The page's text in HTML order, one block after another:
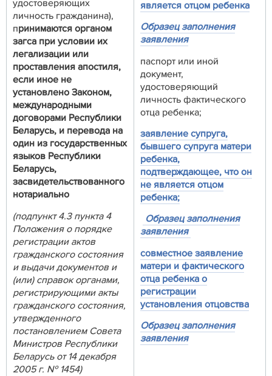
удостоверяющих
личность гражданина),
принимаются органом
загса при условии их
легализации или
проставления апостиля,
если иное не
установлено Законом,
международными
договорами Республики
Беларусь, и перевода на
один из государственных
языков Республики
Беларусь,
засвидетельствованного
нотариально
(подпункт 4.3 пункта 4
Положения о порядке
регистрации актов
гражданского состояния
и выдачи документов и
(или) справок органами,
регистрирующими акты
гражданского состояния,
утвержденного
постановлением Совета
Министров Республики
Беларусь от 14 декабря
2005 г. № 1454)
является отцом ребенка
Образец заполнения
заявления
паспорт или иной
документ,
удостоверяющий
личность фактического
отца ребенка;
заявление супруга,
бывшего супруга матери
ребенка,
подтверждающее, что он
не является отцом
ребенка;
Образец заполнения
заявления
совместное заявление
матери и фактического
отца ребенка о
регистрации
установления отцовства
Образец заполнения
заявления